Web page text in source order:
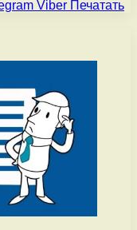
Viber Печатать